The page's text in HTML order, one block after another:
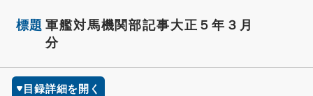
標題 軍艦対馬機関部記事大正５年３月
分
目録詳細を開く